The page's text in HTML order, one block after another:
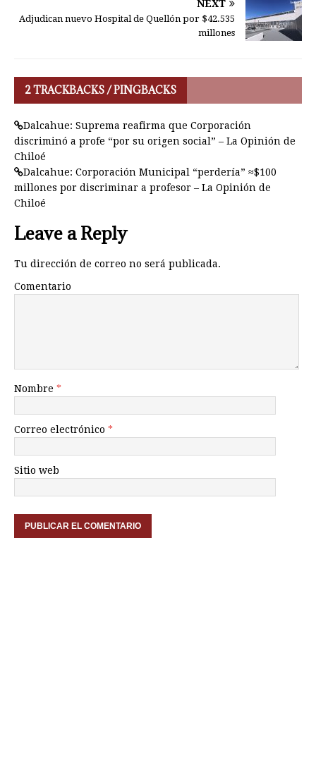
NEXT
Adjudican nuevo Hospital de Quellón por $42.535
millones
2 TRACKBACKS / PINGBACKS
Dalcahue: Suprema reafirma que Corporación
discriminó a profe “por su origen social” – La Opinión de
Chiloé
Dalcahue: Corporación Municipal “perdería” ≈$100
millones por discriminar a profesor – La Opinión de
Chiloé
Leave a Reply
Tu dirección de correo no será publicada.
Comentario
Nombre *
Correo electrónico *
Sitio web